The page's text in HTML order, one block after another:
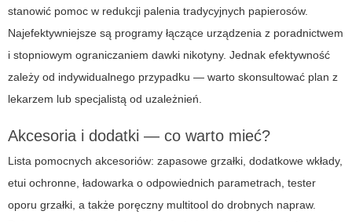
stanowić pomoc w redukcji palenia tradycyjnych papierosów.
Najefektywniejsze są programy łączące urządzenia z poradnictwem
i stopniowym ograniczaniem dawki nikotyny. Jednak efektywność
zależy od indywidualnego przypadku — warto skonsultować plan z
lekarzem lub specjalistą od uzależnień.
Akcesoria i dodatki — co warto mieć?
Lista pomocnych akcesoriów: zapasowe grzałki, dodatkowe wkłady,
etui ochronne, ładowarka o odpowiednich parametrach, tester
oporu grzałki, a także poręczny multitool do drobnych napraw.